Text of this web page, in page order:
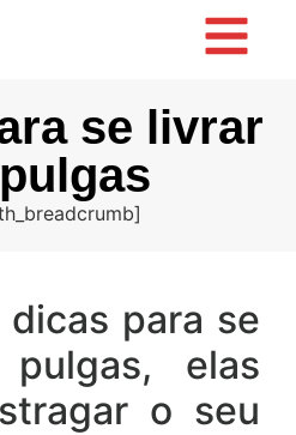
se livrar
dicas para se
elas
o seu